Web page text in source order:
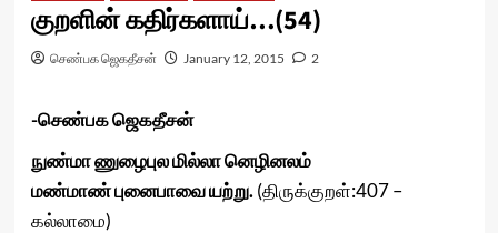
குறளின் கதிர்களாய்…(54)
செண்பக ஜெகதீசன் January 12, 2015 2
-செண்பக ஜெகதீசன்
நுண்மா ணுழைபுல மில்லா னெழினலம்
மண்மாண் புனைபாவை யற்று.(திருக்குறள்:407 –
கல்லாமை)